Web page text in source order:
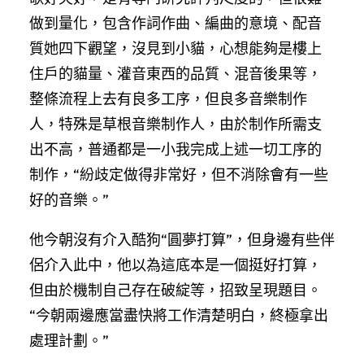
做到量化，包含作詞作曲、編曲的意境、配音
質她四下觀望，沒見到小貓，心想能夠是樓上
住戶的貓量、灌音東西的品質、混音後果等，
整條流程上去有良多工序，但良多音樂制作
人，特殊是草根音樂制作人，由於制作所需支
出不高，普通都是一小我完成上述一切工序的
制作，“紛歧定做得非常好，但不消除會有一些
好的音樂。”
他今朝沒有介入酷狗“圓夢打算”，但身邊有些伴
侶介入此中，他以為這底本是一個挺好打算，
但由於機制自己存在破綻等，招致呈現題目。
“今朝兩邊應當盡快將工作清楚明白，終極拿出
處理計劃。”